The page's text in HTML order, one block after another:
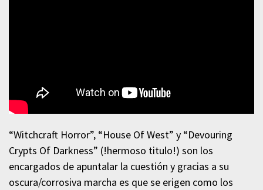
“Witchcraft Horror”, “House Of West” y “Devouring
Crypts Of Darkness” (!hermoso titulo!) son los
encargados de apuntalar la cuestión y gracias a su
oscura/corrosiva marcha es que se erigen como los